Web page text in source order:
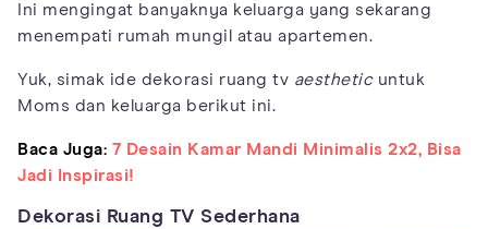
Ini mengingat banyaknya keluarga yang sekarang
menempati rumah mungil atau apartemen.
Yuk, simak ide dekorasi ruang tv aestheticuntuk
Moms dan keluarga berikut ini.
Baca Juga: 7 Desain Kamar Mandi Minimalis 2x2, Bisa
Jadi Inspirasi!
Dekorasi Ruang TV Sederhana